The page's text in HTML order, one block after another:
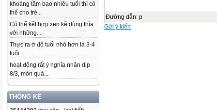
khoảng tầm bao nhiêu tuổi thì có
thể cho trẻ...
Có thể kết hợp xen kẽ dùng thìa
với những...
Thực ra ở độ tuổi nhỏ hơn là 3-4
tuổi...
hoạt động rất ý nghĩa nhân dịp
8/3, món quà...
THỐNG KÊ
Đường dẫn: p
Gửi ý kiến